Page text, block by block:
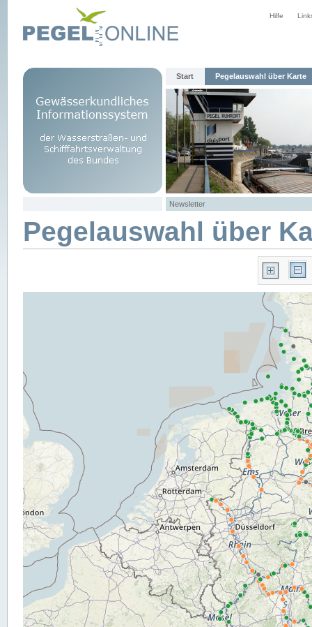
Hilfe
Start Pegelauswahl über Karte
Newsletter
Pegelauswahl über